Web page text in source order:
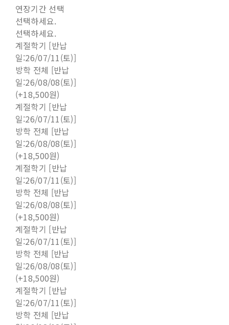
연장기간 선택
선택하세요.
선택하세요.
계절학기 [반납
일:26/07/11(토)]
방학 전체 [반납
일:26/08/08(토)]
(+18,500원)
계절학기 [반납
일:26/07/11(토)]
방학 전체 [반납
일:26/08/08(토)]
(+18,500원)
계절학기 [반납
일:26/07/11(토)]
방학 전체 [반납
일:26/08/08(토)]
(+18,500원)
계절학기 [반납
일:26/07/11(토)]
방학 전체 [반납
일:26/08/08(토)]
(+18,500원)
계절학기 [반납
일:26/07/11(토)]
방학 전체 [반납